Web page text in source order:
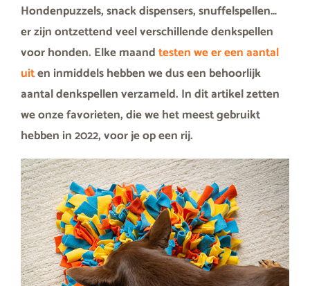
Hondenpuzzels, snack dispensers, snuffelspellen…
er zijn ontzettend veel verschillende denkspellen
voor honden. Elke maandtesten we er een aantal
uiten inmiddels hebben we dus een behoorlijk
aantal denkspellen verzameld. In dit artikel zetten
we onze favorieten, die we het meest gebruikt
hebben in 2022, voor je op een rij.